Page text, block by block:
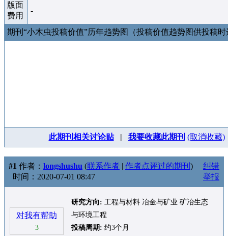
版面
费用
-
期刊“小木虫投稿价值”历年趋势图（投稿价值趋势图供投稿
此期刊相关讨论贴| 我要收藏此期刊 (取消收藏)
#1 作者： longshushu (联系作者 | 作者点评过的期刊 )
时间：2020-07-01 08:47
纠错
举报
对我有帮助
3
研究方向: 工程与材料 冶金与矿业 矿冶生态
与环境工程
投稿周期: 约3个月